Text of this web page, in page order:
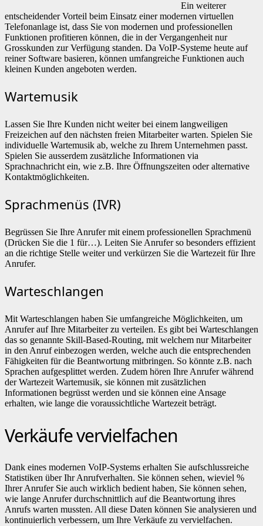
Ein weiterer
entscheidender Vorteil beim Einsatz einer modernen virtuellen
Telefonanlage ist, dass Sie von modernen und professionellen
Funktionen profitieren können, die in der Vergangenheit nur
Grosskunden zur Verfügung standen. Da VoIP-Systeme heute auf
reiner Software basieren, können umfangreiche Funktionen auch
kleinen Kunden angeboten werden.
Wartemusik
Lassen Sie Ihre Kunden nicht weiter bei einem langweiligen
Freizeichen auf den nächsten freien Mitarbeiter warten. Spielen Sie
individuelle Wartemusik ab, welche zu Ihrem Unternehmen passt.
Spielen Sie ausserdem zusätzliche Informationen via
Sprachnachricht ein, wie z.B. Ihre Öffnungszeiten oder alternative
Kontaktmöglichkeiten.
Sprachmenüs (IVR)
Begrüssen Sie Ihre Anrufer mit einem professionellen Sprachmenü
(Drücken Sie die 1 für…). Leiten Sie Anrufer so besonders effizient
an die richtige Stelle weiter und verkürzen Sie die Wartezeit für Ihre
Anrufer.
Warteschlangen
Mit Warteschlangen haben Sie umfangreiche Möglichkeiten, um
Anrufer auf Ihre Mitarbeiter zu verteilen. Es gibt bei Warteschlangen
das so genannte Skill-Based-Routing, mit welchem nur Mitarbeiter
in den Anruf einbezogen werden, welche auch die entsprechenden
Fähigkeiten für die Beantwortung mitbringen. So könnte z.B. nach
Sprachen aufgesplittet werden. Zudem hören Ihre Anrufer während
der Wartezeit Wartemusik, sie können mit zusätzlichen
Informationen begrüsst werden und sie können eine Ansage
erhalten, wie lange die voraussichtliche Wartezeit beträgt.
Verkäufe vervielfachen
Dank eines modernen VoIP-Systems erhalten Sie aufschlussreiche
Statistiken über Ihr Anrufverhalten. Sie können sehen, wieviel %
Ihrer Anrufer Sie auch wirklich bedient haben, Sie können sehen,
wie lange Anrufer durchschnittlich auf die Beantwortung ihres
Anrufs warten mussten. All diese Daten können Sie analysieren und
kontinuierlich verbessern, um Ihre Verkäufe zu vervielfachen.